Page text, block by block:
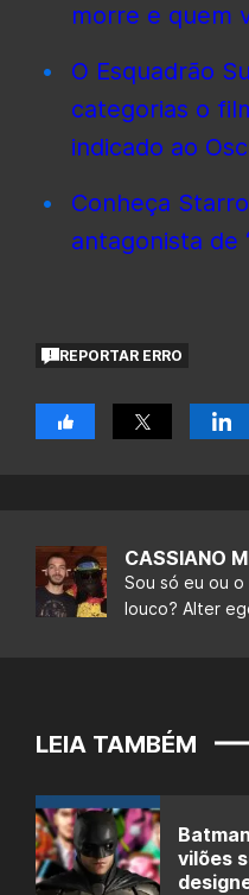
morre e quem
O Esquadrão
categorias o
indicado ao
Conheça
antagonista de
REPORTAR ERRO
CASSIANO
Sou só eu ou
louco? Alter
LEIA TAMBÉM
vilões